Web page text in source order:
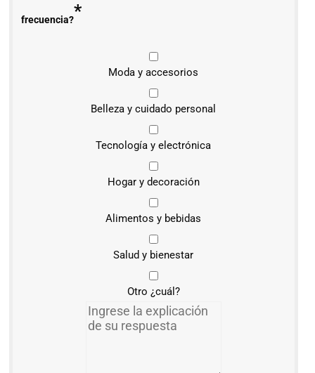
frecuencia?*
Moda y accesorios
Belleza y cuidado personal
Tecnología y electrónica
Hogar y decoración
Alimentos y bebidas
Salud y bienestar
Otro ¿cuál?